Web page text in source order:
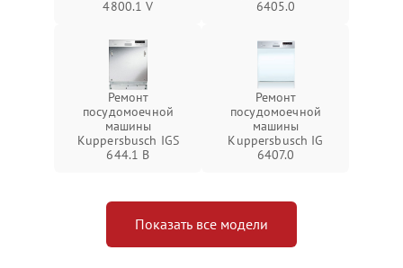
4800.1 V
6405.0
Ремонт
посудомоечной
машины
Kuppersbusch IGS
644.1 B
Ремонт
посудомоечной
машины
Kuppersbusch IG
6407.0
Показать все модели